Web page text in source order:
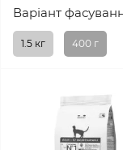
Варіант
1.5 кг 400 г